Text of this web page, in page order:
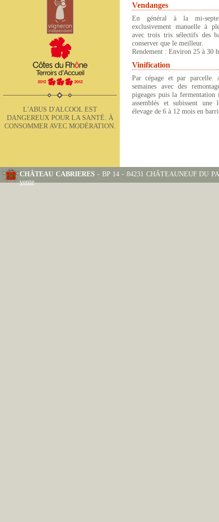
L'ABUS D'ALCOOL EST
DANGEREUX POUR LA SANTÉ. À
CONSOMMER AVEC MODÉRATION.
Vendanges
En général à la mi-
exclusivement manuelle à
avec trois tris sélectifs des
conserver que le meilleur.
Rendement : Environ 25 à 30
Vinification
Par cépage et par parcelle.
semaines avec des
pigeages puis la
assemblés et subissent
élevage de 6 à 12 mois en
CHÂTEAU CABRIERES - BP 14 - 84231 CHÂTEAUNEUF DU
vente